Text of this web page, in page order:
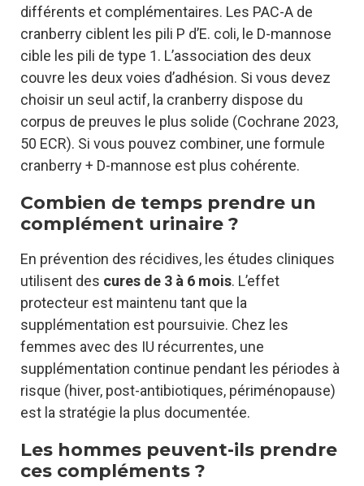
différents et complémentaires. Les PAC-A de
cranberry ciblent les pili P d’E. coli, le D-mannose
cible les pili de type 1. L’association des deux
couvre les deux voies d’adhésion. Si vous devez
choisir un seul actif, la cranberry dispose du
corpus de preuves le plus solide (Cochrane 2023,
50 ECR). Si vous pouvez combiner, une formule
cranberry + D-mannose est plus cohérente.
Combien de temps prendre un
complément urinaire ?
En prévention des récidives, les études cliniques
utilisent des cures de 3 à 6 mois. L’effet
protecteur est maintenu tant que la
supplémentation est poursuivie. Chez les
femmes avec des IU récurrentes, une
supplémentation continue pendant les périodes à
risque (hiver, post-antibiotiques, périménopause)
est la stratégie la plus documentée.
Les hommes peuvent-ils prendre
ces compléments ?